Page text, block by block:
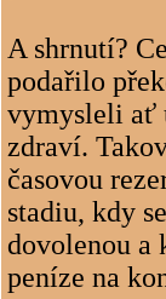
A shrnutí?
podařilo
vymysleli ať
zdraví.
časovou
stadiu, kdy
dovolenou a
peníze na